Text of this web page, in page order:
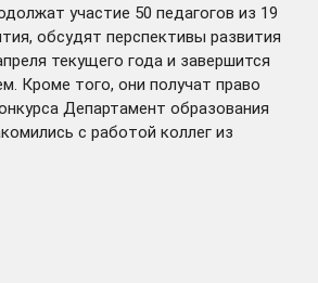
участие 50 педагогов из 19
обсудят перспективы развития
текущего года и завершится
Кроме того, они получат право
Департамент образования
с работой коллег из